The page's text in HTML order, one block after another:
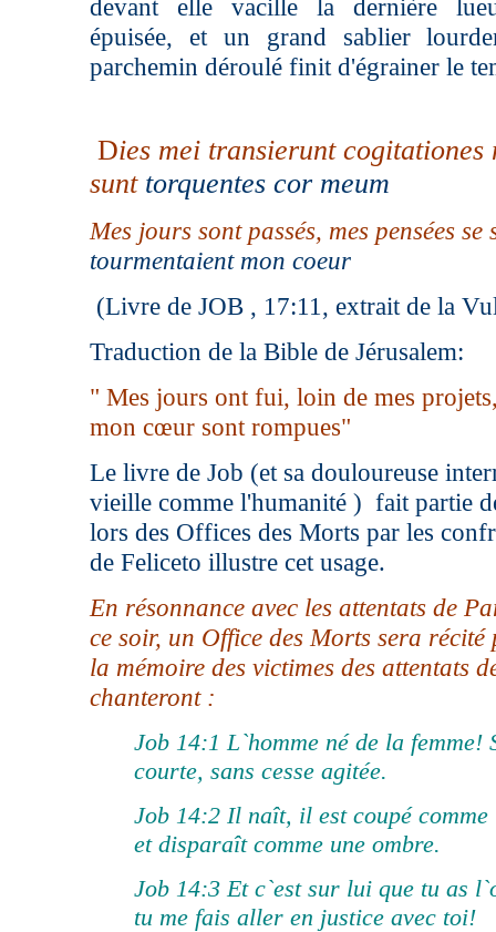
devant elle vacille la dernière
épuisée, et un grand sablier
parchemin déroulé finit d'égrainer le
Dies mei transierunt cogitationes
sunt torquentes cor meum
Mes jours sont passés, mes pensées
tourmentaient mon coeur
(Livre de JOB , 17:11, extrait de la
Traduction de la Bible de Jérusalem:
" Mes jours ont fui, loin de mes
mon cœur sont rompues"
Le livre de Job (et sa douloureuse
vieille comme l'humanité ) fait partie
lors des Offices des Morts par les
de Feliceto illustre cet usage.
En résonnance avec les attentats de
ce soir, un Office des Morts sera récité
la mémoire des victimes des attentats
chanteront :
Job 14:1 L`homme né de la femme!
courte, sans cesse agitée.
Job 14:2 Il naît, il est coupé
et disparaît comme une ombre.
Job 14:3 Et c`est sur lui que tu as
tu me fais aller en justice avec toi!